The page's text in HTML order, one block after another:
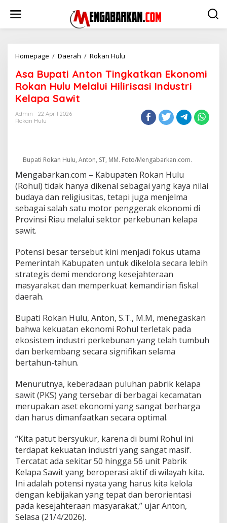
Homepage / Daerah / Rokan Hulu
Anton
Tingkatkan
Ekonomi
Melalui
Sawit
Asa Bupati Anton Tingkatkan Ekonomi
Rokan Hulu Melalui Hilirisasi Industri
Kelapa Sawit
Admin
22 April 2026
Rokan Hulu
Bupati Rokan Hulu, Anton, ST, MM. Foto/Mengabarkan.com.
Mengabarkan.com – Kabupaten Rokan Hulu
(Rohul) tidak hanya dikenal sebagai yang kaya nilai
budaya dan religiusitas, tetapi juga menjelma
sebagai salah satu motor penggerak ekonomi di
Provinsi Riau melalui sektor perkebunan kelapa
sawit.
Potensi besar tersebut kini menjadi fokus utama
Pemerintah Kabupaten untuk dikelola secara lebih
strategis demi mendorong kesejahteraan
masyarakat dan memperkuat kemandirian fiskal
daerah.
Bupati Rokan Hulu, Anton, S.T., M.M, menegaskan
bahwa kekuatan ekonomi Rohul terletak pada
ekosistem industri perkebunan yang telah tumbuh
dan berkembang secara signifikan selama
bertahun-tahun.
Menurutnya, keberadaan puluhan pabrik kelapa
sawit (PKS) yang tersebar di berbagai kecamatan
merupakan aset ekonomi yang sangat berharga
dan harus dimanfaatkan secara optimal.
“Kita patut bersyukur, karena di bumi Rohul ini
terdapat kekuatan industri yang sangat masif.
Tercatat ada sekitar 50 hingga 56 unit Pabrik
Kelapa Sawit yang beroperasi aktif di wilayah kita.
Ini adalah potensi nyata yang harus kita kelola
dengan kebijakan yang tepat dan berorientasi
pada kesejahteraan masyarakat,” ujar Anton,
Selasa (21/4/2026).